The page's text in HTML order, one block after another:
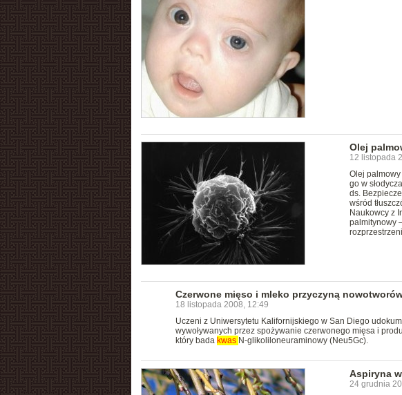
Olej
12 listopada
Olej
go w
ds.
wśród
Naukowcy z
palmitynowy
Czerwone mięso i mleko przyczyną
18 listopada 2008, 12:49
Uczeni z Uniwersytetu Kalifornijskiego w San Diego
wywoływanych przez spożywanie czerwonego mięsa i
który bada kwas N-glikoliloneuraminowy (Neu5Gc).
Aspiryna
24 grudnia